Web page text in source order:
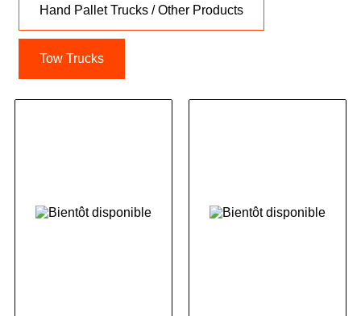
Hand Pallet Trucks / Other Products
Tow Trucks